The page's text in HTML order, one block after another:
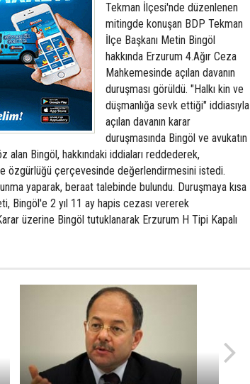
Tekman İlçesi'nde düzenlenen
mitingde konuşan BDP Tekman
İlçe Başkanı Metin Bingöl
hakkında Erzurum 4.Ağır Ceza
Mahkemesinde açılan davanın
duruşması görüldü. "Halkı kin ve
düşmanlığa sevk ettiği" iddiasıyla
açılan davanın karar
duruşmasında Bingöl ve avukatın
alan Bingöl, hakkındaki iddiaları reddederek,
özgürlüğü çerçevesinde değerlendirmesini istedi.
yaparak, beraat talebinde bulundu. Duruşmaya kısa
Bingöl'e 2 yıl 11 ay hapis cezası vererek
üzerine Bingöl tutuklanarak Erzurum H Tipi Kapalı